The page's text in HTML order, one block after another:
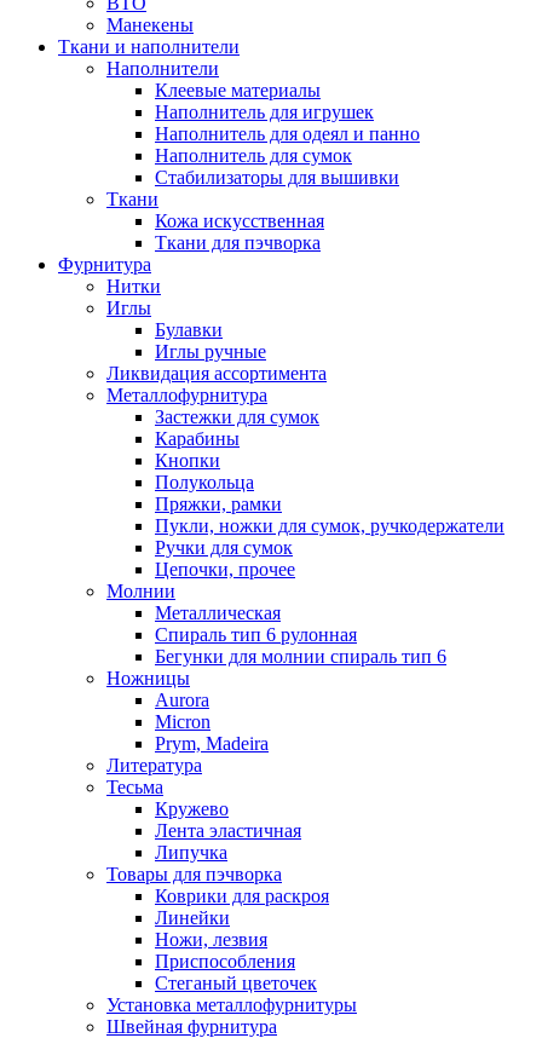
Манекены
Ткани и наполнители
Наполнители
Клеевые материалы
Наполнитель для игрушек
Наполнитель для одеял и панно
Наполнитель для сумок
Стабилизаторы для вышивки
Ткани
Кожа искусственная
Ткани для пэчворка
Фурнитура
Нитки
Иглы
Булавки
Иглы ручные
Ликвидация ассортимента
Металлофурнитура
Застежки для сумок
Карабины
Кнопки
Полукольца
Пряжки, рамки
Пукли, ножки для сумок, ручкодержатели
Ручки для сумок
Цепочки, прочее
Молнии
Металлическая
Спираль тип 6 рулонная
Бегунки для молнии спираль тип 6
Ножницы
Aurora
Micron
Prym, Madeira
Литература
Тесьма
Кружево
Лента эластичная
Липучка
Товары для пэчворка
Коврики для раскроя
Линейки
Ножи, лезвия
Приспособления
Стеганый цветочек
Установка металлофурнитуры
Швейная фурнитура